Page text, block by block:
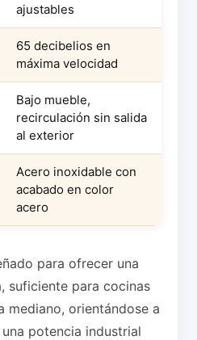
ajustables
65 decibelios en
máxima velocidad
Bajo mueble,
recirculación sin salida
al exterior
Acero inoxidable con
acabado en color
acero
para ofrecer una
suficiente para cocinas
mediano, orientándose a
potencia industrial